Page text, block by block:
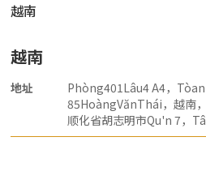
越南
越南
地址
Phòng401Lâu4 A4，
85HoàngVănThái，越南，
顺化省胡志明市Qu'n 7，